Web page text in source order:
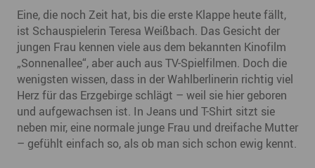
Eine, die noch Zeit hat, bis die erste Klappe heute fällt,
ist Schauspielerin Teresa Weißbach. Das Gesicht der
jungen Frau kennen viele aus dem bekannten Kinofilm
„Sonnenallee“, aber auch aus TV-Spielfilmen. Doch die
wenigsten wissen, dass in der Wahlberlinerin richtig viel
Herz für das Erzgebirge schlägt – weil sie hier geboren
und aufgewachsen ist. In Jeans und T-Shirt sitzt sie
neben mir, eine normale junge Frau und dreifache Mutter
– gefühlt einfach so, als ob man sich schon ewig kennt.